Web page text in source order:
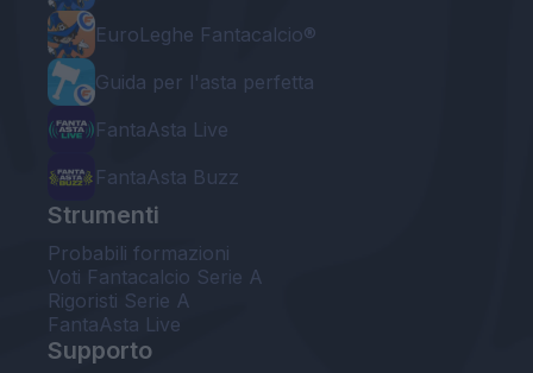
EuroLeghe Fantacalcio®
Guida per l'asta perfetta
FantaAsta Live
FantaAsta Buzz
Strumenti
Probabili formazioni
Voti Fantacalcio Serie A
Rigoristi Serie A
FantaAsta Live
Supporto